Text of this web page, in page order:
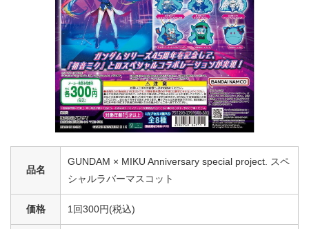
品名
GUNDAM × MIKU Anniversary special project. スペ
シャルラバーマスコット
価格 1回300円(税込)